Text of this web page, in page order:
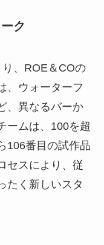
ク
、ROE＆COの
、ウォーターフ
、異なるバーか
ームは、100を超
106番目の試作品
セスにより、従
たく新しいスタ